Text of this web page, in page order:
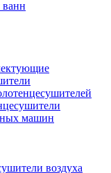
ванн
машин
воздуха